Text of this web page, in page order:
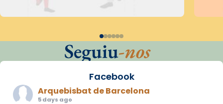
Seguiu-nos
Facebook
Arquebisbat de Barcelona
5 days ago